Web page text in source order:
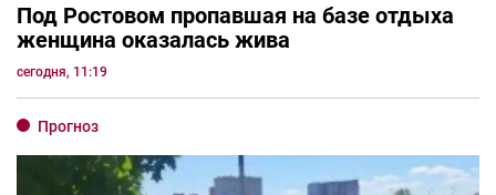
Под Ростовом пропавшая на базе отдыха
женщина оказалась жива
сегодня, 11:19
Прогноз